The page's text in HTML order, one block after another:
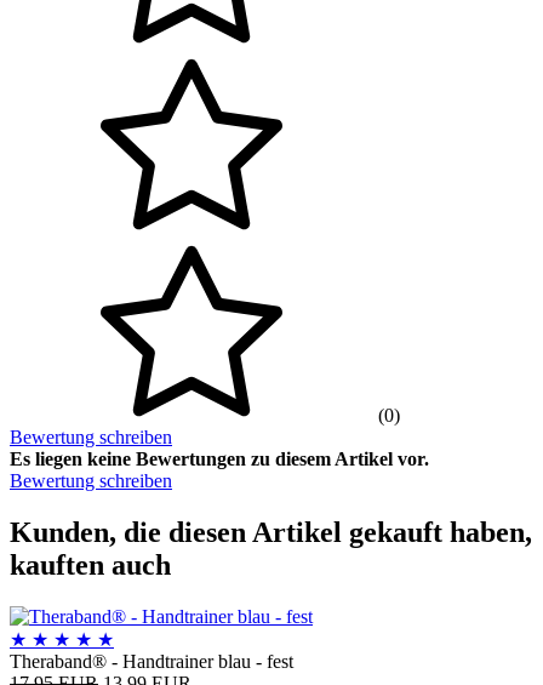
(0)
Bewertung schreiben
Es liegen keine Bewertungen zu diesem Artikel vor.
Bewertung schreiben
Kunden, die diesen Artikel gekauft haben,
kauften auch
★ ★ ★ ★ ★
Theraband® - Handtrainer blau - fest